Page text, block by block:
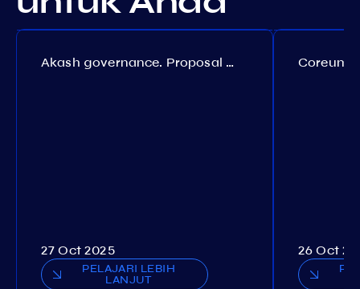
Akash governance. Proposal №308
27 Oct 2025
PELAJARI LEBIH
LANJUT
26 Oct